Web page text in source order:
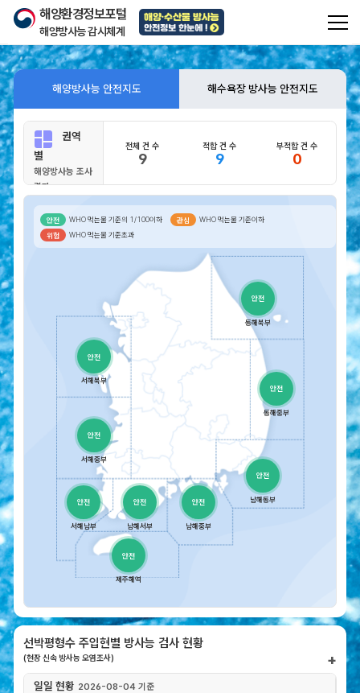
해양환경정보포털
해양방사능 감시체계
전체
메뉴
해양방사능 안전지도 해수욕장 방사능 안전지도
권역
별
해양방사능 조사
결과
전체 건 수
9
적합 건 수
9
부적합 건 수
0
서해북부
서해중부
서해남부 남해서부 남해중부
남해동부
동해중부
동해북부
제주해역
안전 WHO 먹는물 기준의 1/100이하 관심
WHO 먹는물 기준이하
위험
WHO 먹는물 기준초과
선박평형수 주입현별 방사능 검사 현황
(현장 신속 방사능 오염조사) +
일일 현황 2026-08-04 기준
전체메뉴
해양방사능이란?
해양방사능에 대한
기본 정보를 제공합니다.
해
양
사
능
이
방
란?
방
사
능
관
련
어
변